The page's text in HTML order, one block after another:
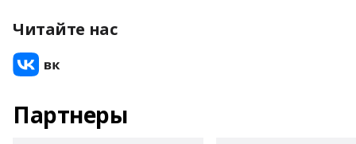
Читайте нас
Партнеры